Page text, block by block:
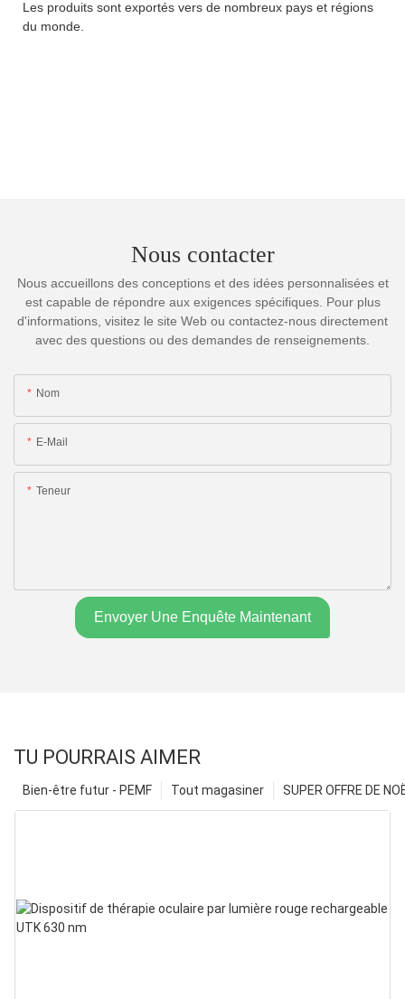
Les produits sont exportés vers de nombreux pays et régions
du monde.
Nous contacter
Nous accueillons des conceptions et des idées personnalisées et
est capable de répondre aux exigences spécifiques. Pour plus
d'informations, visitez le site Web ou contactez-nous directement
avec des questions ou des demandes de renseignements.
Nom
E-Mail
Teneur
Envoyer Une Enquête Maintenant
TU POURRAIS AIMER
SUPER OFFRE DE
Tout magasiner
Bien-être futur - PEMF